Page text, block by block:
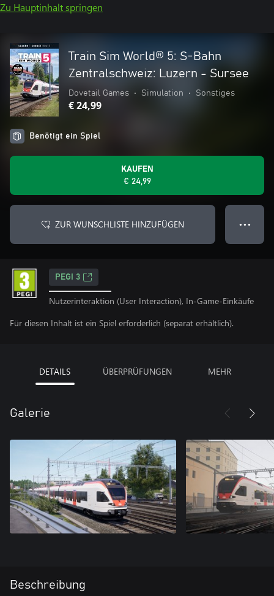
Zu Hauptinhalt springen
Train Sim World® 5: S-Bahn
Zentralschweiz: Luzern - Sursee
Dovetail Games • Simulation • Sonstiges
€ 24,99
Benötigt ein Spiel
KAUFEN
€ 24,99
ZUR WUNSCHLISTE HINZUFÜGEN ● ● ●
PEGI 3
Nutzerinteraktion (User Interaction), In-Game-Einkäufe
Für diesen Inhalt ist ein Spiel erforderlich (separat erhältlich).
DETAILS ÜBERPRÜFUNGEN MEHR
Galerie
Beschreibung